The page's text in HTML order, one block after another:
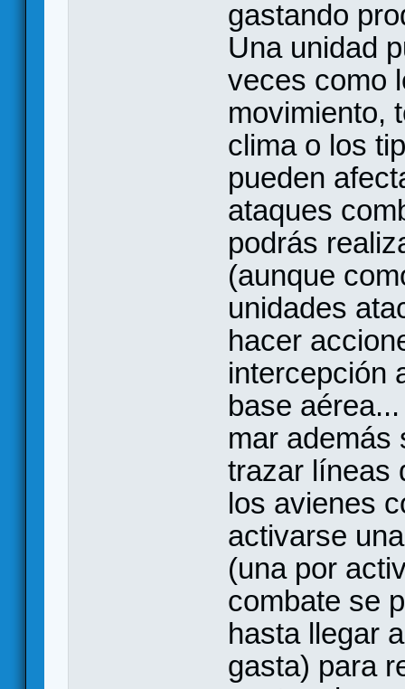
gastando
Una unidad
veces como
movimiento,
clima o los
pueden
ataques
podrás
(aunque
unidades
hacer
intercepción
base
mar además
trazar líneas
los avienes
activarse
(una por
combate se
hasta llegar
gasta) para